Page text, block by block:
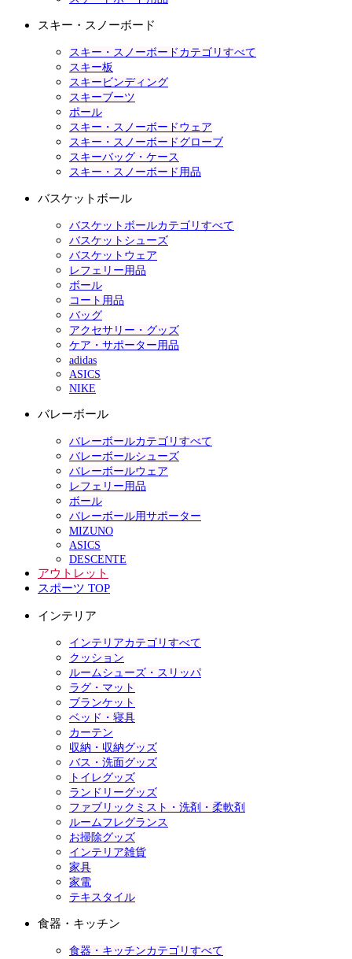
スキー・スノーボード
スキー・スノーボードカテゴリすべて
スキー板
スキービンディング
スキーブーツ
ポール
スキー・スノーボードウェア
スキー・スノーボードグローブ
スキーバッグ・ケース
スキー・スノーボード用品
バスケットボール
バスケットボールカテゴリすべて
バスケットシューズ
バスケットウェア
レフェリー用品
ボール
コート用品
バッグ
アクセサリー・グッズ
ケア・サポーター用品
adidas
ASICS
NIKE
バレーボール
バレーボールカテゴリすべて
バレーボールシューズ
バレーボールウェア
レフェリー用品
ボール
バレーボール用サポーター
MIZUNO
ASICS
DESCENTE
アウトレット
スポーツ TOP
インテリア
インテリアカテゴリすべて
クッション
ルームシューズ・スリッパ
ラグ・マット
ブランケット
ベッド・寝具
カーテン
収納・収納グッズ
バス・洗面グッズ
トイレグッズ
ランドリーグッズ
ファブリックミスト・洗剤・柔軟剤
ルームフレグランス
お掃除グッズ
インテリア雑貨
家具
家電
テキスタイル
食器・キッチン
食器・キッチンカテゴリすべて